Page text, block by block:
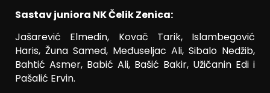
Sastav juniora NK Čelik Zenica:
Jašarević Elmedin, Kovač Tarik, Islambegović
Haris, Žuna Samed, Međuseljac Ali, Sibalo Nedžib,
Bahtić Asmer, Babić Ali, Bašić Bakir, Užičanin Edi i
Pašalić Ervin.